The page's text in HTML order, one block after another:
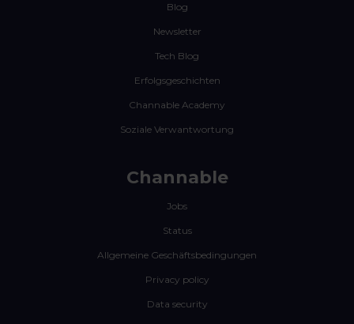
Blog
Newsletter
Tech Blog
Erfolgsgeschichten
Channable Academy
Soziale Verwantwortung
Channable
Jobs
Status
Allgemeine Geschäftsbedingungen
Privacy policy
Data security